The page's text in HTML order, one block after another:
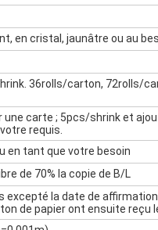
en cristal, jaunâtre ou au
36rolls/carton, 72rolls/
carte ; 5pcs/shrink et
requis.
en tant que votre besoin
de 70% la copie de B/L
excepté la date de
de papier ont ensuite reçu